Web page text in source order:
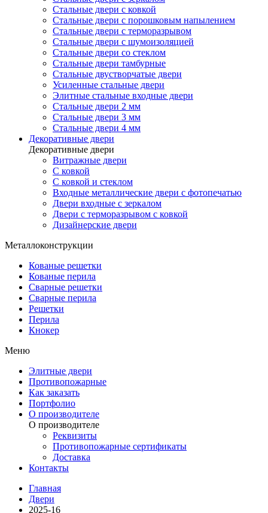
Стальные двери с ковкой
Стальные двери с порошковым напылением
Стальные двери с терморазрывом
Стальные двери с шумоизоляцией
Стальные двери со стеклом
Стальные двери тамбурные
Стальные двустворчатые двери
Усиленные стальные двери
Элитные стальные входные двери
Стальные двери 2 мм
Стальные двери 3 мм
Стальные двери 4 мм
Декоративные двери
Декоративные двери
Витражные двери
С ковкой
С ковкой и стеклом
Входные металлические двери с фотопечатью
Двери входные с зеркалом
Двери с терморазрывом с ковкой
Дизайнерские двери
Металлоконструкции
Кованые решетки
Кованые перила
Сварные решетки
Сварные перила
Решетки
Перила
Кнокер
Меню
Элитные двери
Противопожарные
Как заказать
Портфолио
О производителе
О производителе
Реквизиты
Противопожарные сертификаты
Доставка
Контакты
Главная
Двери
2025-16